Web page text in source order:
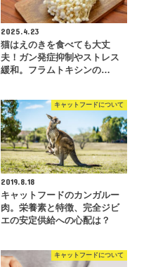
2025.4.23
猫はえのきを食べても大丈
夫！ガン発症抑制やストレス
緩和。フラムトキシンの…
キャットフードについて
2019.8.18
キャットフードのカンガルー
肉。栄養素と特徴、完全ジビ
エの安定供給への心配は？
キャットフードについて